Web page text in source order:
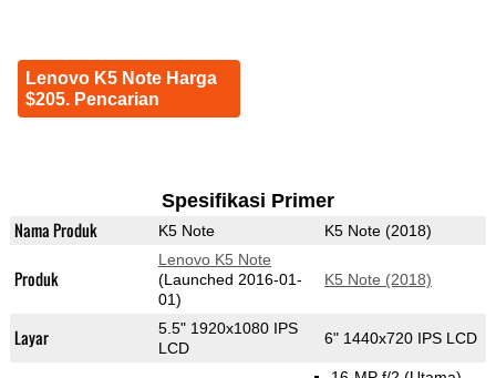
Lenovo K5 Note Harga
$205. Pencarian
Spesifikasi Primer
Nama Produk K5 Note K5 Note (2018)
Produk
Lenovo K5 Note
(Launched 2016-01-
01)
K5 Note (2018)
Layar
5.5" 1920x1080 IPS
LCD
6" 1440x720 IPS LCD